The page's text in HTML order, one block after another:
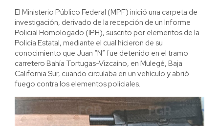
El Ministerio Público Federal (MPF) inició una carpeta de
investigación, derivado de la recepción de un Informe
Policial Homologado (IPH), suscrito por elementos de la
Policía Estatal, mediante el cual hicieron de su
conocimiento que Juan “N” fue detenido en el tramo
carretero Bahía Tortugas-Vizcaíno, en Mulegé, Baja
California Sur, cuando circulaba en un vehículo y abrió
fuego contra los elementos policiales.